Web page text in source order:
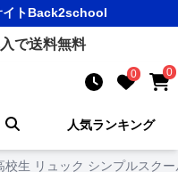
トBack2school
で送料無料
0 0
人気ランキング
校生 リュック シンプルスク